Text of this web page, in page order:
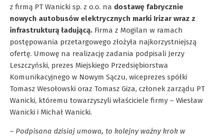
z firmą PT Wanicki sp. z o.o. na dostawę fabrycznie
nowych autobusów elektrycznych marki Irizar wraz z
infrastrukturą ładującą. Firma z Mogilan w ramach
postępowania przetargowego złożyła najkorzystniejszą
ofertę. Umowę na realizację zadania podpisali Jerzy
Leszczyński, prezes Miejskiego Przedsiębiorstwa
Komunikacyjnego w Nowym Sączu, wiceprezes spółki
Tomasz Wesołowski oraz Tomasz Giza, członek zarządu PT
Wanicki, któremu towarzyszyli właściciele firmy – Wiesław
Wanicki i Michał Wanicki.
– Podpisana dzisiaj umowa, to kolejny ważny krok w